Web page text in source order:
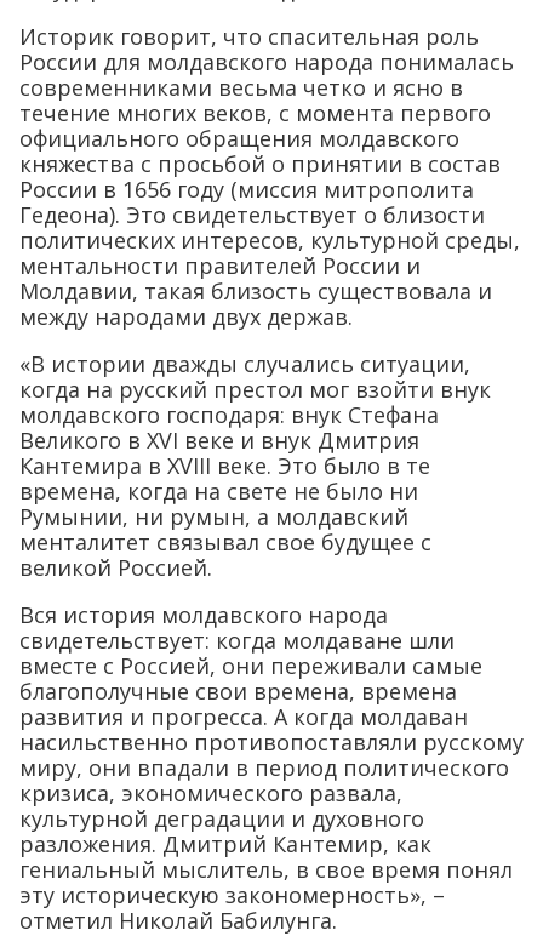
Историк говорит, что спасительная роль
России для молдавского народа понималась
современниками весьма четко и ясно в
течение многих веков, с момента первого
официального обращения молдавского
княжества с просьбой о принятии в состав
России в 1656 году (миссия митрополита
Гедеона). Это свидетельствует о близости
политических интересов, культурной среды,
ментальности правителей России и
Молдавии, такая близость существовала и
между народами двух держав.
«В истории дважды случались ситуации,
когда на русский престол мог взойти внук
молдавского господаря: внук Стефана
Великого в XVI веке и внук Дмитрия
Кантемира в XVIII веке. Это было в те
времена, когда на свете не было ни
Румынии, ни румын, а молдавский
менталитет связывал свое будущее с
великой Россией.
Вся история молдавского народа
свидетельствует: когда молдаване шли
вместе с Россией, они переживали самые
благополучные свои времена, времена
развития и прогресса. А когда молдаван
насильственно противопоставляли русскому
миру, они впадали в период политического
кризиса, экономического развала,
культурной деградации и духовного
разложения. Дмитрий Кантемир, как
гениальный мыслитель, в свое время понял
эту историческую закономерность», –
отметил Николай Бабилунга.